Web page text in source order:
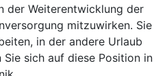
der Weiterentwicklung der
mitzuwirken. Sie
in der andere Urlaub
Sie sich auf diese Position in